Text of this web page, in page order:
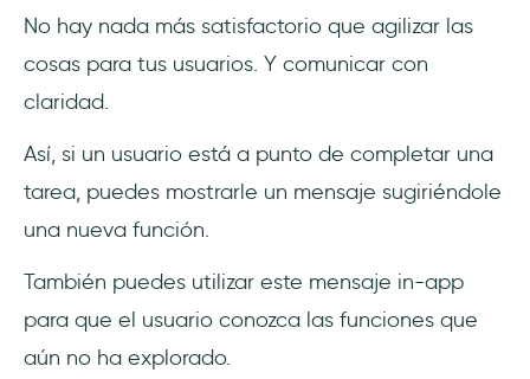
No hay nada más satisfactorio que agilizar las
cosas para tus usuarios. Y comunicar con
claridad.
Así, si un usuario está a punto de completar una
tarea, puedes mostrarle un mensaje sugiriéndole
una nueva función.
También puedes utilizar este mensaje in-app
para que el usuario conozca las funciones que
aún no ha explorado.